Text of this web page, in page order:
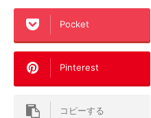
Pocket
Pinterest
コピーする